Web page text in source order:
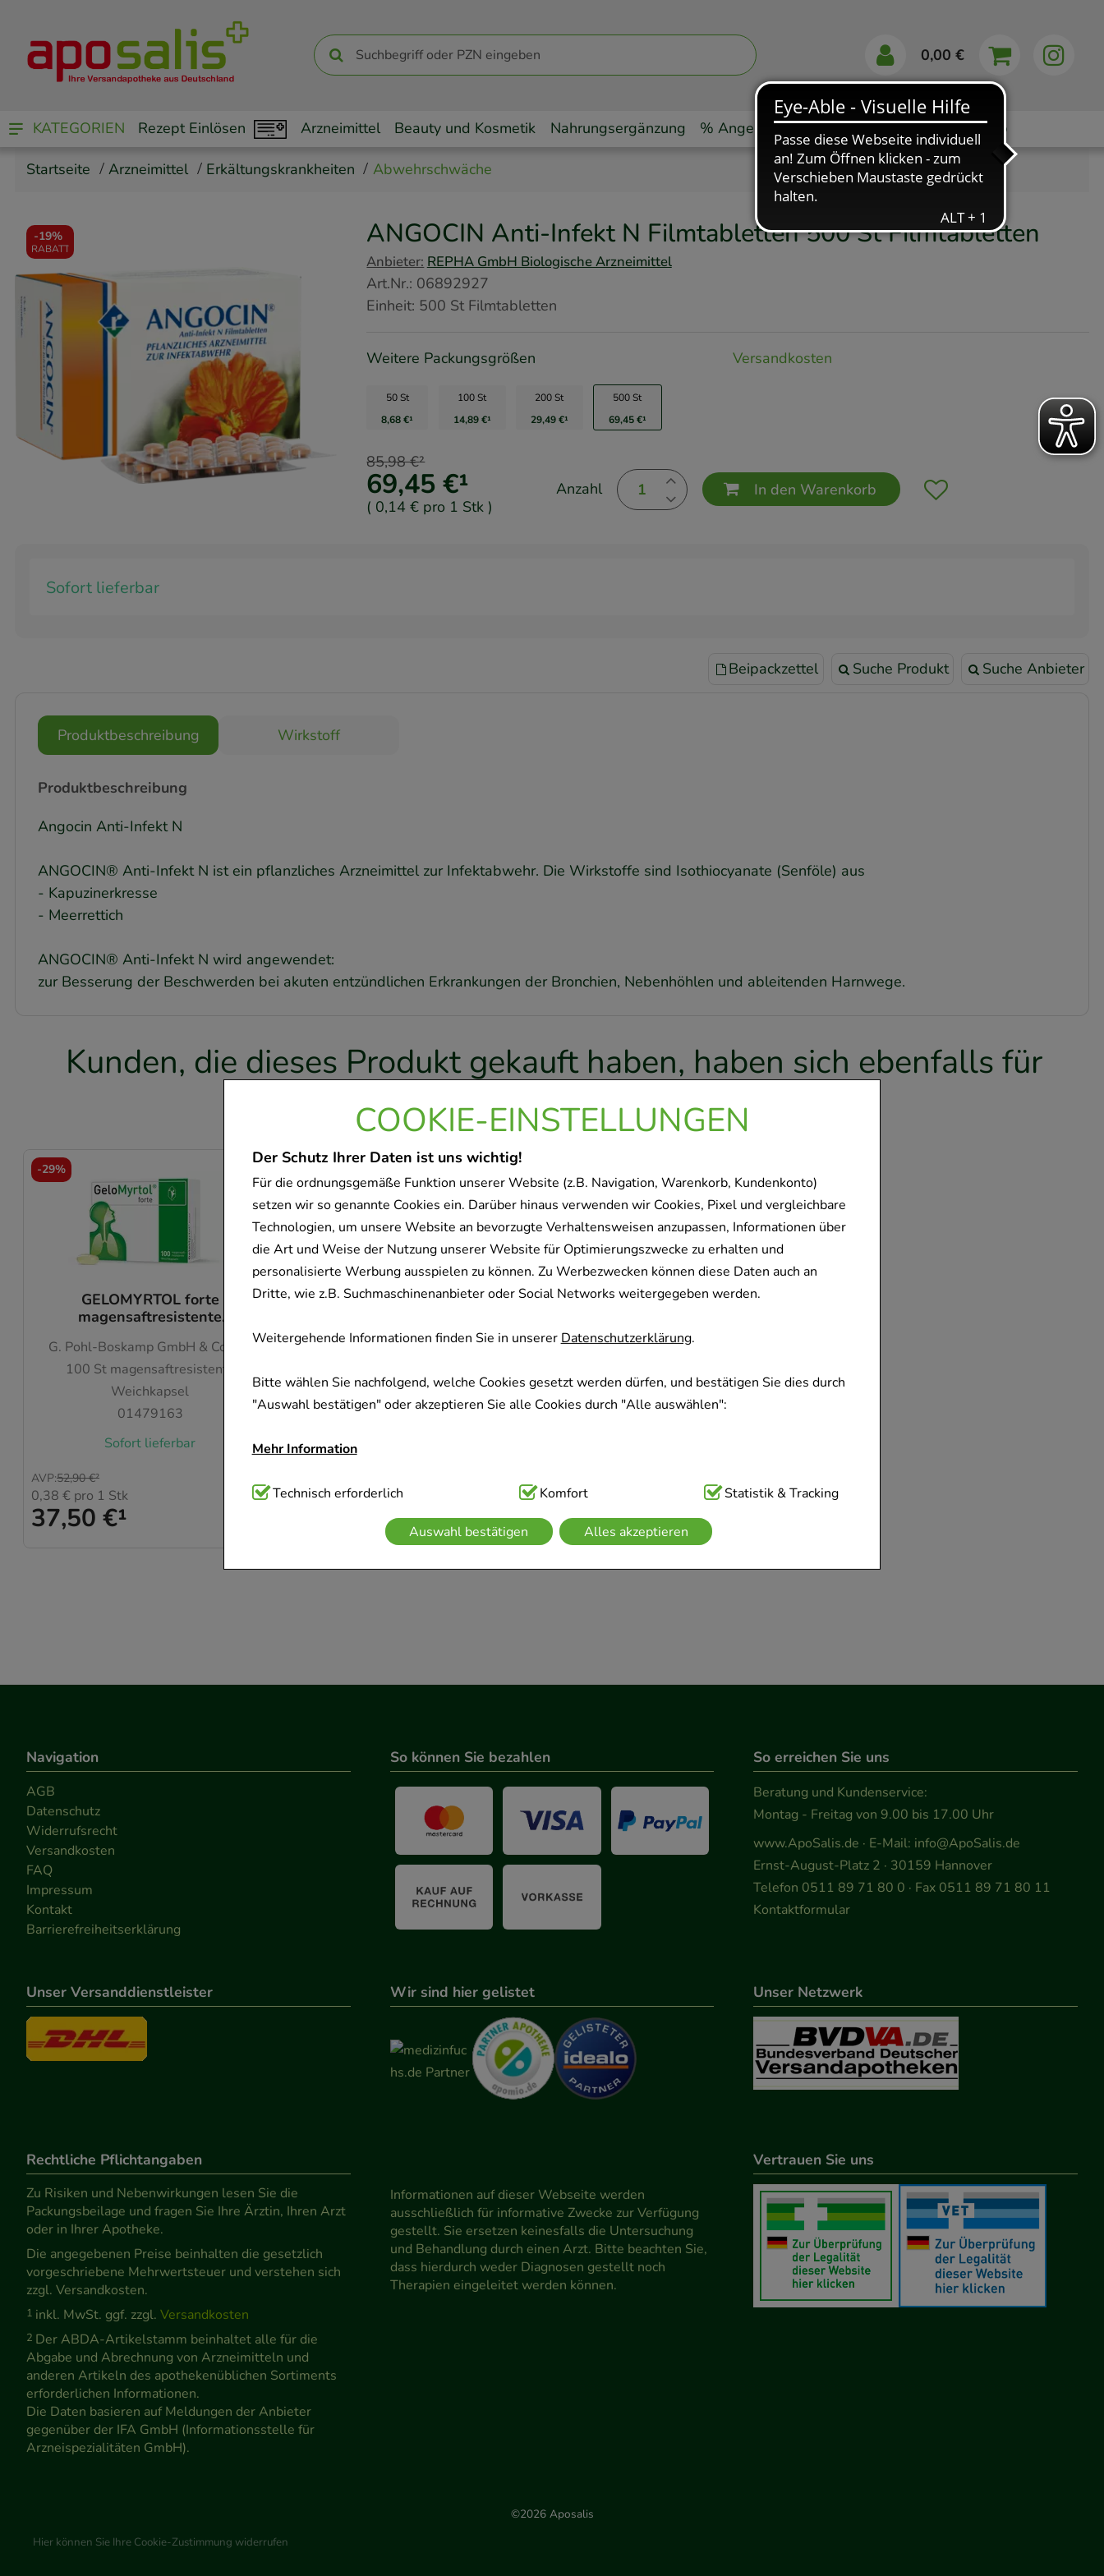
COOKIE-EINSTELLUNGEN
Der Schutz Ihrer Daten ist uns wichtig!
Für die ordnungsgemäße Funktion unserer Website (z.B. Navigation, Warenkorb, Kundenkonto)
setzen wir so genannte Cookies ein. Darüber hinaus verwenden wir Cookies, Pixel und vergleichbare
Technologien, um unsere Website an bevorzugte Verhaltensweisen anzupassen, Informationen über
die Art und Weise der Nutzung unserer Website für Optimierungszwecke zu erhalten und
personalisierte Werbung ausspielen zu können. Zu Werbezwecken können diese Daten auch an
Dritte, wie z.B. Suchmaschinenanbieter oder Social Networks weitergegeben werden.
Weitergehende Informationen finden Sie in unsererDatenschutzerklärung.
Bitte wählen Sie nachfolgend, welche Cookies gesetzt werden dürfen, und bestätigen Sie dies durch
"Auswahl bestätigen" oder akzeptieren Sie alle Cookies durch "Alle auswählen":
Mehr Information
Technisch Notwendig:Hierbei handelt es sich um Cookies, die für die Grundfunktionen unserer
Website notwendig sind (z.B. Navigation, Warenkorb, Kundenkonto), weshalb auf diese nicht
verzichtet werden kann.
gestalten. Bitte beachten Sie, dass Daten hierfür teilweise an Dritte wie z.B. Google oder soziale
Technisch erforderlich Komfort Statistik & Tracking
Auswahl bestätigen Alles akzeptieren
0,00 €
KATEGORIEN Rezept Einlösen Arzneimittel Beauty und Kosmetik Nahrungsergänzung % Angebote Markenshops Ratgeber App
Startseite Arzneimittel Erkältungskrankheiten Abwehrschwäche
-19%
RABATT ANGOCIN Anti-Infekt N Filmtabletten500 StFilmtabletten
Anbieter: REPHA GmbH Biologische Arzneimittel
Art.Nr.: 06892927
Einheit: 500 StFilmtabletten
Weitere Packungsgrößen Versandkosten
50 St
8,68 €¹
100 St
14,89 €¹
200 St
29,49 €¹
500 St
69,45 €¹
69,45 €¹
85,98 €²
( 0,14 € pro 1 Stk )
Anzahl In den Warenkorb
Sofort lieferbar
Beipackzettel Suche Produkt Suche Anbieter
Produktbeschreibung Wirkstoff
Produktbeschreibung
Angocin Anti-Infekt N
ANGOCIN® Anti-Infekt N ist ein pflanzliches Arzneimittel zur Infektabwehr. Die Wirkstoffe sind Isothiocyanate (Senföle) aus
- Kapuzinerkresse
- Meerrettich
ANGOCIN® Anti-Infekt N wird angewendet:
zur Besserung der Beschwerden bei akuten entzündlichen Erkrankungen der Bronchien, Nebenhöhlen und ableitenden Harnwege.
Kunden, die dieses Produkt gekauft haben, haben sich ebenfalls für
folgende Artikel entschieden
GELOMYRTOL forte
magensaftresistente
G. Pohl-Boskamp GmbH & Co. KG
100 St magensaftresistente
Weichkapsel
01479163
Sofort lieferbar
37,50 €¹
AVP:52,90 €²
0,38 € pro 1 Stk
-29%
NASENSPRAY-ratiopharm Kinder
10 ml
Nasenspray
00999854
¹
170,00 €pro 1 l
NASENSPRAY-ratiopharm
15
Nasenspray
00999848
2,55 €¹
170,00 €
Navigation
AGB
Datenschutz
Widerrufsrecht
Versandkosten
FAQ
Impressum
Kontakt
Barrierefreiheitserklärung
So können Sie bezahlen So erreichen Sie uns
Beratung und Kundenservice:
Montag - Freitag von 9.00 bis 17.00 Uhr
www.ApoSalis.de · E-Mail: info@ApoSalis.de
Ernst-August-Platz 2 · 30159 Hannover
Telefon 0511 89 71 80 0 · Fax 0511 89 71 80 11
Kontaktformular
Unser Versanddienstleister Wir sind hier gelistet Unser Netzwerk
Rechtliche Pflichtangaben
Zu Risiken und Nebenwirkungen lesen Sie die
Packungsbeilage und fragen Sie Ihre Ärztin, Ihren Arzt
oder in Ihrer Apotheke.
Die angegebenen Preise beinhalten die gesetzlich
vorgeschriebene Mehrwertsteuer und verstehen sich
zzgl. Versandkosten.
1 inkl. MwSt. ggf. zzgl. Versandkosten
2 Der ABDA-Artikelstamm beinhaltet alle für die
Abgabe und Abrechnung von Arzneimitteln und
anderen Artikeln des apothekenüblichen Sortiments
erforderlichen Informationen.
Die Daten basieren auf Meldungen der Anbieter
gegenüber der IFA GmbH (Informationsstelle für
Arzneispezialitäten GmbH).
Informationen auf dieser Webseite werden
ausschließlich für informative Zwecke zur Verfügung
gestellt. Sie ersetzen keinesfalls die Untersuchung
und Behandlung durch einen Arzt. Bitte beachten Sie,
dass hierdurch weder Diagnosen gestellt noch
Therapien eingeleitet werden können.
Vertrauen Sie uns
©2026 Aposalis
Hier können Sie Ihre Cookie-Zustimmung widerrufen